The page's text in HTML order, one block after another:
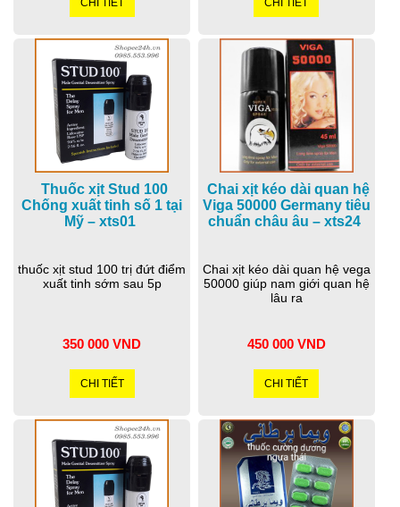
CHI TIẾT CHI TIẾT
Thuốc xịt Stud 100
Chống xuất tinh số 1 tại
Mỹ – xts01
thuốc xịt stud 100 trị đứt điểm
xuất tinh sớm sau 5p
350 000 VND
CHI TIẾT
Chai xịt kéo dài quan hệ
Viga 50000 Germany tiêu
chuẩn châu âu – xts24
Chai xịt kéo dài quan hệ vega
50000 giúp nam giới quan hệ
lâu ra
450 000 VND
CHI TIẾT